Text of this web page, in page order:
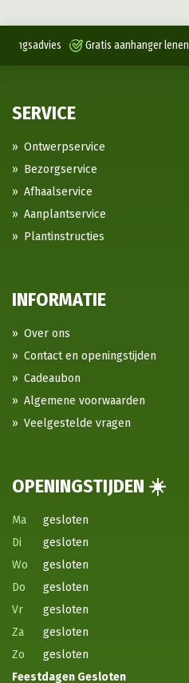
Gratis aanhanger lenen
SERVICE
Ontwerpservice
Bezorgservice
Afhaalservice
Aanplantservice
Plantinstructies
INFORMATIE
Over ons
Contact en openingstijden
Cadeaubon
Algemene voorwaarden
Veelgestelde vragen
OPENINGSTIJDEN ☀️
Ma
gesloten
Di
gesloten
Wo
gesloten
Do
gesloten
Vr
gesloten
Za
gesloten
Zo
gesloten
Feestdagen Gesloten